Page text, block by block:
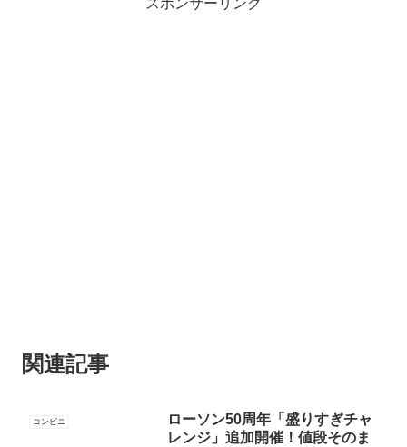
スポンサーリンク
関連記事
コンビニ
ローソン50周年「盛りすぎチャ
レンジ」追加開催！値段そのま